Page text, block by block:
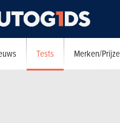
Tests Merken/